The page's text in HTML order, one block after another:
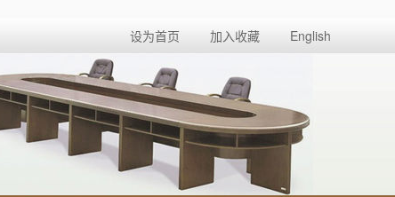
设为首页 加入收藏 English